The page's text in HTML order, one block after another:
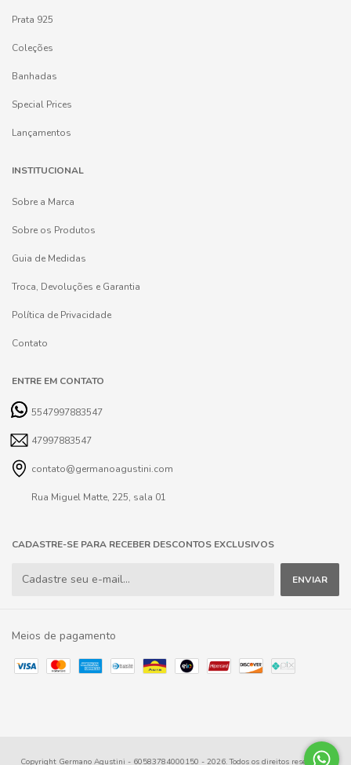
Prata 925
Coleções
Banhadas
Special Prices
Lançamentos
INSTITUCIONAL
Sobre a Marca
Sobre os Produtos
Guia de Medidas
Troca, Devoluções e Garantia
Política de Privacidade
Contato
ENTRE EM CONTATO
5547997883547
47997883547
contato@germanoagustini.com
Rua Miguel Matte, 225, sala 01
CADASTRE-SE PARA RECEBER DESCONTOS EXCLUSIVOS
Meios de pagamento
Copyright Germano Agustini - 60583784000150 - 2026. Todos os direitos reservados.